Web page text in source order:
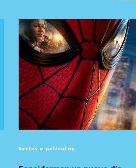
Series o películas